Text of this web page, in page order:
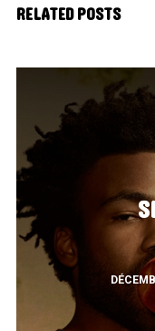
RELATED POSTS